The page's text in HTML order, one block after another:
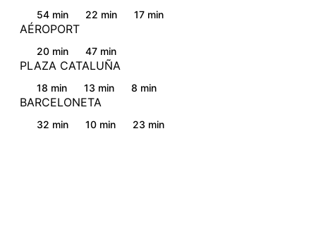
54 min 22 min 17 min
AÉROPORT
20 min 47 min
PLAZA CATALUÑA
18 min 13 min 8 min
BARCELONETA
32 min 10 min 23 min